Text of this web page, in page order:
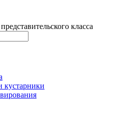
класса
кустарники